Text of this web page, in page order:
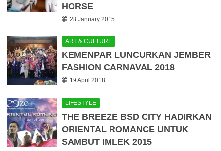
HORSE
28 January 2015
ART & CULTURE
KEMENPAR LUNCURKAN JEMBER
FASHION CARNAVAL 2018
19 April 2018
LIFESTYLE
THE BREEZE BSD CITY HADIRKAN
ORIENTAL ROMANCE UNTUK
SAMBUT IMLEK 2015